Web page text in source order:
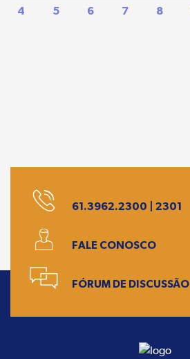
4 5 6 7 8
61.3962.2300 | 2301
FALE CONOSCO
FÓRUM DE DISCUSSÃO